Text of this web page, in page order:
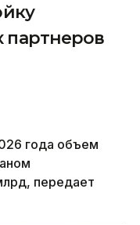
партнеров
года объем
передает